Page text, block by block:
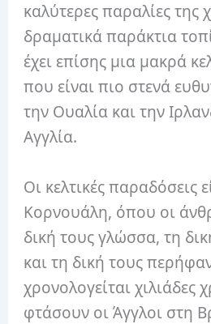
καλύτερες παραλίες της
δραματικά παράκτια
έχει επίσης μια μακρά
που είναι πιο στενά
την Ουαλία και την
Αγγλία.
Οι κελτικές παραδόσεις
Κορνουάλη, όπου οι
δική τους γλώσσα, τη
και τη δική τους
χρονολογείται χιλιάδες
φτάσουν οι Άγγλοι στη